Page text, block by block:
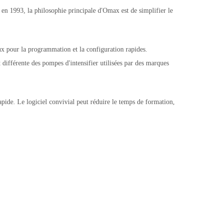
1993, la philosophie principale d'Omax est de simplifier le
pour la programmation et la configuration rapides.
des pompes d'intensifier utilisées par des marques
Le logiciel convivial peut réduire le temps de formation,